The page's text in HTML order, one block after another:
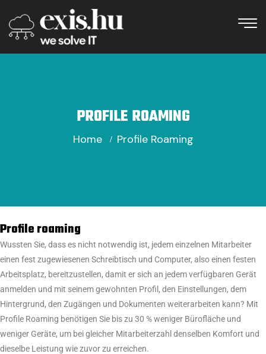
PROFILE ROAMING
Home Profile Roaming
Profile roaming
Wussten Sie, dass es nicht notwendig ist, jedem einzelnen Mitarbeiter
einen fest zugewiesenen Schreibtisch und Computer, also einen festen
Arbeitsplatz, bereitzustellen, damit er sich an jedem verfügbaren Gerät
anmelden und mit seinem gewohnten Profil, den Einstellungen, dem
Hintergrund, den Zugängen und Dokumenten weiterarbeiten kann? Mit
Profile Roaming benötigen Sie bis zu 30 % weniger Bürofläche und
weniger Geräte, um bei gleicher Mitarbeiterzahl denselben Komfort und
dieselbe Leistung wie zuvor zu erreichen.